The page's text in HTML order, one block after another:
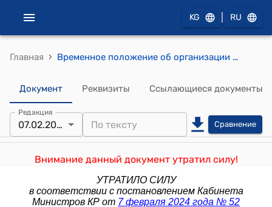
KG RU
Главная › Временное положение об организации деятельности айыл окмоту в регионах Кыргызской Республики, в которых на уровне айылных аймаков проводится административно-территориальная реформа в пилотном режиме (к постановлению Кабинета Министров Кыргызской Республики от 30 марта 2023 года № 177)
Документ Реквизиты Ссылающиеся документы
Редакция
07.02.2024 Сравнение
Внимание данный документ утратил силу!